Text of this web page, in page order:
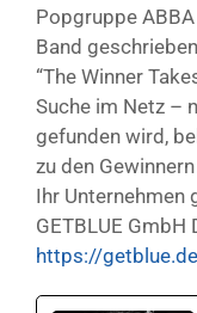
Popgruppe
Band
“The Winner
Suche im Netz –
gefunden wird,
zu den
Ihr Unternehmen
GETBLUE
https://